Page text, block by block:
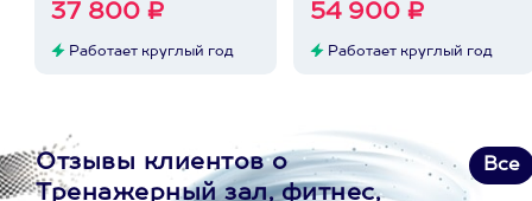
37 800 ₽
Работает круглый год
54 900 ₽
Работает круглый год
Отзывы клиентов о
Тренажерный зал, фитнес,
Все